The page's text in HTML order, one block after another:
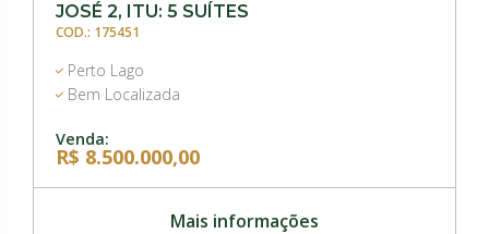
JOSÉ 2, ITU: 5 SUÍTES
COD.: 175451
Perto Lago
Bem Localizada
Venda:
R$ 8.500.000,00
Mais informações